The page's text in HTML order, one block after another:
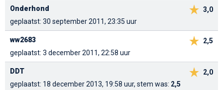
3,0
Onderhond
geplaatst: 30 september 2011, 23:35 uur
2,5
ww2683
geplaatst: 3 december 2011, 22:58 uur
2,0
DDT
geplaatst: 18 december 2013, 19:58 uur, stem was: 2,5